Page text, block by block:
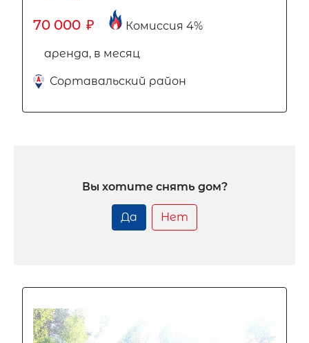
70 000 ₽ Комиссия 4%
аренда, в месяц
Сортавальский район
Вы хотите снять дом?
Да Нет